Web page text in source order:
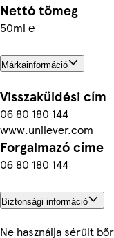
Nettó tömeg
50ml ℮
Márkainformáció
Visszaküldési cím
06 80 180 144
www.unilever.com
Forgalmazó címe
06 80 180 144
Biztonsági információ
Ne használja sérült